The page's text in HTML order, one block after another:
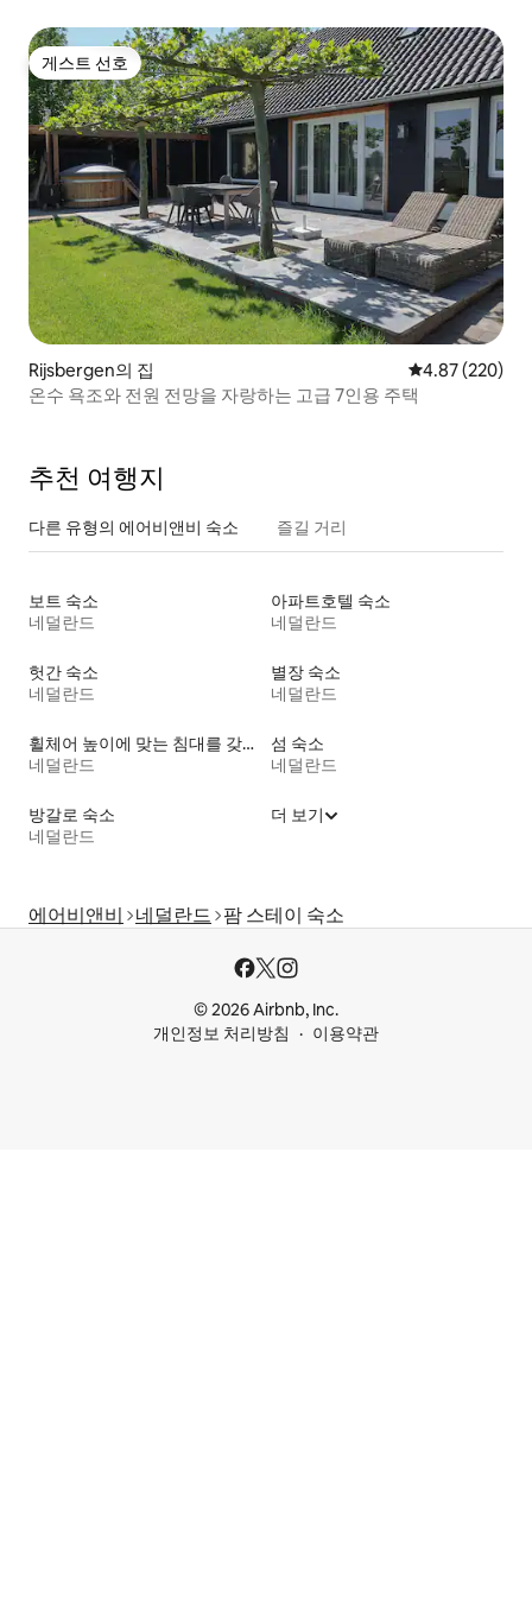
게스트 선호
게스트 선호
Rijsbergen의 집 평점 4.87점(5
4.87 (220)
온수 욕조와 전원 전망을 자랑하는 고급 7인용 주택
추천 여행지
다른 유형의 에어비앤비 숙소 즐길 거리
보트 숙소
네덜란드
아파트호텔 숙소
네덜란드
헛간 숙소
네덜란드
별장 숙소
네덜란드
휠체어 높이에 맞는 침대를 갖춘 숙소
네덜란드
섬 숙소
네덜란드
방갈로 숙소
네덜란드
더 보기
에어비앤비 네덜란드 팜 스테이 숙소
© 2026 Airbnb, Inc.
개인정보 처리방침
이용약관